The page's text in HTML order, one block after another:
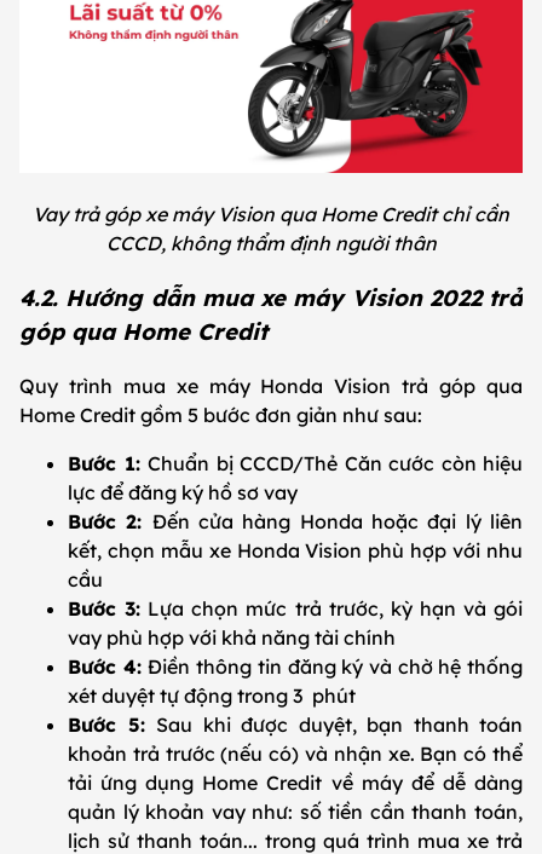
Vay trả góp xe máy Vision qua Home Credit chỉ cần
CCCD, không thẩm định người thân
4.2. Hướng dẫn mua xe máy Vision 2022 trả
góp qua Home Credit
Quy trình mua xe máy Honda Vision trả góp qua
Home Credit gồm 5 bước đơn giản như sau:
Bước 1: Chuẩn bị CCCD/Thẻ Căn cước còn hiệu
lực để đăng ký hồ sơ vay
Bước 2: Đến cửa hàng Honda hoặc đại lý liên
kết, chọn mẫu xe Honda Vision phù hợp với nhu
cầu
Bước 3: Lựa chọn mức trả trước, kỳ hạn và gói
vay phù hợp với khả năng tài chính
Bước 4:Điền thông tin đăng ký và chờ hệ thống
xét duyệt tự động trong 3 phút
Bước 5: Sau khi được duyệt, bạn thanh toán
khoản trả trước (nếu có) và nhận xe. Bạn có thể
tải ứng dụng Home Credit về máy để dễ dàng
quản lý khoản vay như: số tiền cần thanh toán,
lịch sử thanh toán... trong quá trình mua xe trả